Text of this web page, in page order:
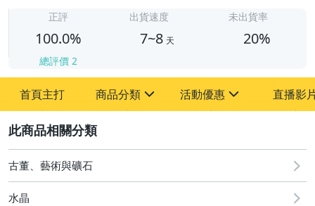
正評
100.0%
總評價 2
出貨速度
7~8 天
未出貨率
20%
首頁主打 商品分類
其它
活動優惠
[全店] 周年慶
[全店] 粉絲專享
直播影
古董、藝術與礦石
水晶